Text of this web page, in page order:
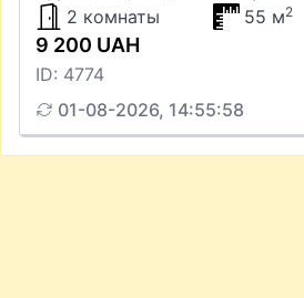
2 комнаты
55 м2
9 200 UAH
ID: 4774
01-08-2026, 14:55:58